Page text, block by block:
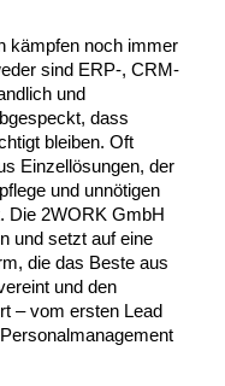
kämpfen noch immer
sind ERP-, CRM-
und
dass
bleiben. Oft
Einzellösungen, der
und unnötigen
Die 2WORK GmbH
und setzt auf eine
die das Beste aus
und den
– vom ersten Lead